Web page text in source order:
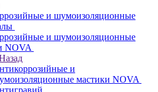
и шумоизоляционные
и шумоизоляционные
NOVA
и
мастики NOVA